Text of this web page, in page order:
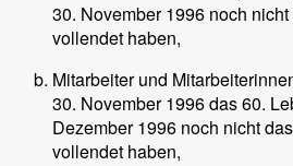
30. November 1996 noch
vollendet haben,
Mitarbeiter und
30. November 1996 das 60.
Dezember 1996 noch nicht
vollendet haben,